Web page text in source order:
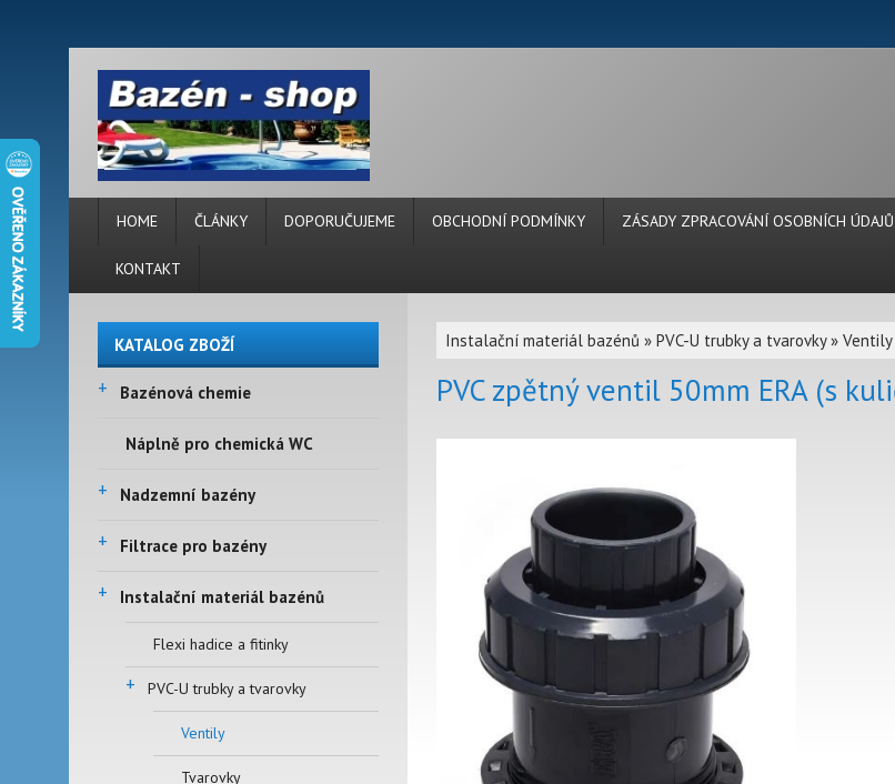
HOME ČLÁNKY DOPORUČUJEME OBCHODNÍ PODMÍNKY ZÁSADY ZPRACOVÁNÍ OSOBNÍCH ÚDAJŮ
KONTAKT
KATALOG ZBOŽÍ
+ Bazénová chemie
Náplně pro chemická WC
+ Nadzemní bazény
+ Filtrace pro bazény
+ Instalační materiál bazénů
Flexi hadice a fitinky
+ PVC-U trubky a tvarovky
Ventily
Tvarovky
Instalační materiál bazénů » PVC-U trubky a tvarovky» Ventily
PVC zpětný ventil 50mm ERA (s